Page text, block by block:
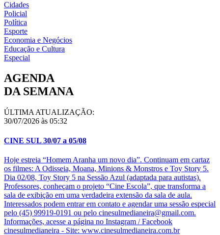
Cidades
Policial
Política
Esporte
Economia e Negócios
Educação e Cultura
Especial
AGENDA
DA SEMANA
ÚLTIMA ATUALIZAÇÃO:
30/07/2026 às 05:32
CINE SUL 30/07 a 05/08
Hoje estreia “Homem Aranha um novo dia”. Continuam em cartaz
os filmes: A Odisseia, Moana, Minions & Monstros e Toy Story 5.
Dia 02/08, Toy Story 5 na Sessão Azul (adaptada para autistas).
Professores, conheçam o projeto “Cine Escola”, que transforma a
sala de exibição em uma verdadeira extensão da sala de aula.
Interessados podem entrar em contato e agendar uma sessão especial
pelo (45) 99919-0191 ou pelo cinesulmedianeira@gmail.com.
Informações, acesse a página no Instagram / Facebook
cinesulmedianeira - Site: www.cinesulmedianeira.com.br